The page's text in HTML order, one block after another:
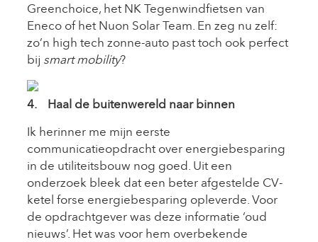
Greenchoice, het NK Tegenwindfietsen van
Eneco of het Nuon Solar Team. En zeg nu zelf:
zo’n high tech zonne-auto past toch ook perfect
bij smart mobility?
4. Haal de buitenwereld naar binnen
Ik herinner me mijn eerste
communicatieopdracht over energiebesparing
in de utiliteitsbouw nog goed. Uit een
onderzoek bleek dat een beter afgestelde CV-
ketel forse energiebesparing opleverde. Voor
de opdrachtgever was deze informatie ‘oud
nieuws’. Het was voor hem overbekende